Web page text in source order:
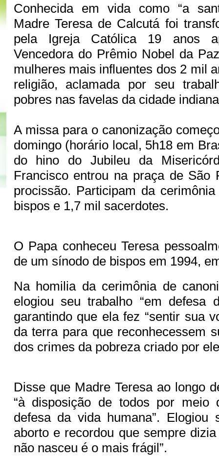
Conhecida em vida como “a
Madre Teresa de Calcutá foi
pela Igreja Católica 19 anos
Vencedora do Prêmio Nobel da
mulheres mais influentes dos 2 mil
religião, aclamada por seu
pobres nas favelas da cidade
A missa para o canonização
domingo (horário local, 5h18 em
do hino do Jubileu da
Francisco entrou na praça de São
procissão. Participam da
bispos e 1,7 mil sacerdotes.
O Papa conheceu Teresa
de um sínodo de bispos em 1994,
Na homilia da cerimônia de
elogiou seu trabalho “em defesa
garantindo que ela fez “sentir sua
da terra para que reconhecessem
dos crimes da pobreza criado por
Disse que Madre Teresa ao longo
“à disposição de todos por meio
defesa da vida humana”. Elogiou
aborto e recordou que sempre
não nasceu é o mais frágil”.